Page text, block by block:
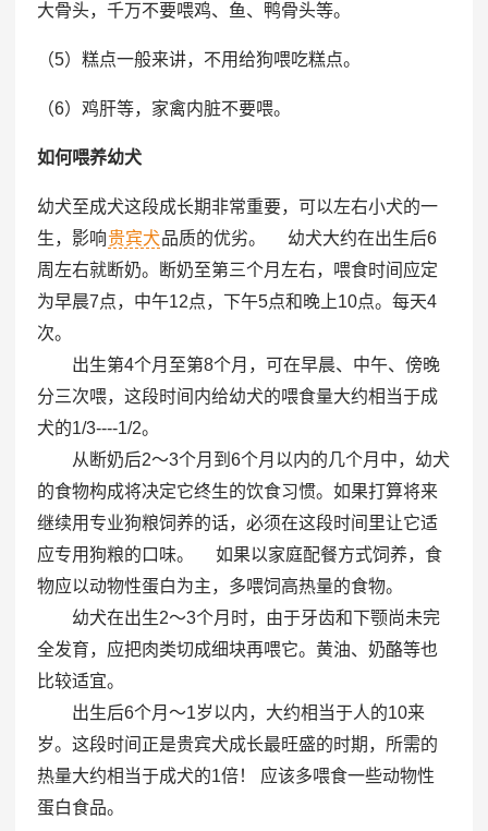
大骨头，千万不要喂鸡、鱼、鸭骨头等。
（5）糕点一般来讲，不用给狗喂吃糕点。
（6）鸡肝等，家禽内脏不要喂。
如何喂养幼犬
幼犬至成犬这段成长期非常重要，可以左右小犬的一
生，影响贵宾犬品质的优劣。 幼犬大约在出生后6
周左右就断奶。断奶至第三个月左右，喂食时间应定
为早晨7点，中午12点，下午5点和晚上10点。每天4
次。
出生第4个月至第8个月，可在早晨、中午、傍晚
分三次喂，这段时间内给幼犬的喂食量大约相当于成
犬的1/3----1/2。
从断奶后2～3个月到6个月以内的几个月中，幼犬
的食物构成将决定它终生的饮食习惯。如果打算将来
继续用专业狗粮饲养的话，必须在这段时间里让它适
应专用狗粮的口味。 如果以家庭配餐方式饲养，食
物应以动物性蛋白为主，多喂饲高热量的食物。
幼犬在出生2～3个月时，由于牙齿和下颚尚未完
全发育，应把肉类切成细块再喂它。黄油、奶酪等也
比较适宜。
出生后6个月～1岁以内，大约相当于人的10来
岁。这段时间正是贵宾犬成长最旺盛的时期，所需的
热量大约相当于成犬的1倍！ 应该多喂食一些动物性
蛋白食品。